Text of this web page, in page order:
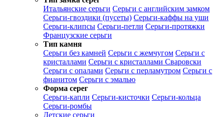
Итальянские серьги Серьги с английским замком
Серьги-гвоздики (пусеты) Серьги-каффы на уши
Серьги-клипсы Серьги-петли Серьги-протяжки
Французские серьги
Тип камня
Серьги без камней Серьги с жемчугом Серьги с
кристаллами Серьги с кристаллами Сваровски
Серьги с опалами Серьги с перламутром Серьги с
фианитом Серьги с эмалью
Форма серег
Серьги-капли Серьги-кисточки Серьги-кольца
Серьги-ромбы
Детские серьги